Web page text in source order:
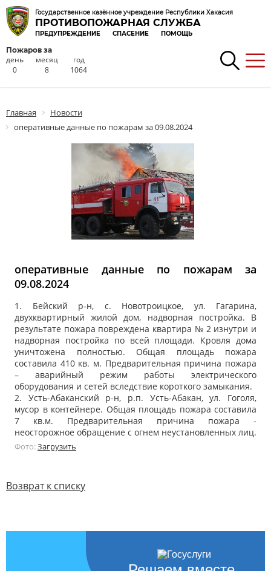
Государственное казённое учреждение Республики Хакасия
ПРОТИВОПОЖАРНАЯ СЛУЖБА
ПРЕДУПРЕЖДЕНИЕ СПАСЕНИЕ ПОМОЩЬ
Пожаров за
день
0
месяц
8
год
1064
Главная
Новости
оперативные данные по пожарам за 09.08.2024
оперативные данные по пожарам за
09.08.2024
1. Бейский р-н, с. Новотроицкое, ул. Гагарина,
двухквартирный жилой дом, надворная постройка. В
результате пожара повреждена квартира № 2 изнутри и
надворная постройка по всей площади. Кровля дома
уничтожена полностью. Общая площадь пожара
составила 410 кв. м. Предварительная причина пожара
– аварийный режим работы электрического
оборудования и сетей вследствие короткого замыкания.
2. Усть-Абаканский р-н, р.п. Усть-Абакан, ул. Гоголя,
мусор в контейнере. Общая площадь пожара составила
7 кв.м. Предварительная причина пожара -
неосторожное обращение с огнем неустановленных лиц.
Фото:Загрузить
Возврат к списку